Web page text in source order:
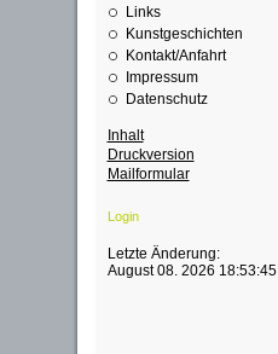
Links
Kunstgeschichten
Kontakt/Anfahrt
Impressum
Datenschutz
Inhalt
Druckversion
Mailformular
Login
Letzte Änderung:
August 08. 2026 18:53:45